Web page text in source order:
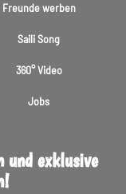
Freunde werben
Saili Song
360° Video
Jobs
und exklusive